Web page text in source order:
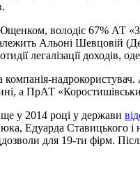
володіє 67% АТ
Альоні
легалізації доходів,
а ПрАТ
у 2014 році у держави
Едуарда
для 19-ти фірм.